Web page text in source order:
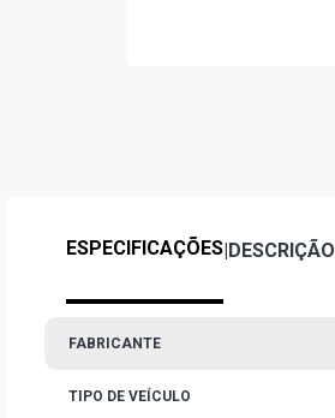
ESPECIFICAÇÕES|DESCRIÇÃO
FABRICANTE
TIPO DE VEÍCULO